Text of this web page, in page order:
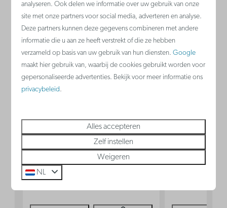
9,1
€ 598
€ 510
Studio met
stadszicht | 2p
2
Ja Nee Ja
Keuken
Dubbel bed in woonkamer
studio
2
1
2
Dubbel
analyseren. Ook delen we informatie over uw gebruik van onze
site met onze partners voor social media, adverteren en analyse.
Deze partners kunnen deze gegevens combineren met andere
informatie die u aan ze heeft verstrekt of die ze hebben
verzameld op basis van uw gebruik van hun diensten.Google
maakt hier gebruik van, waarbij de cookies gebruikt worden voor
gepersonaliseerde advertenties. Bekijk voor meer informatie ons
privacybeleid.
Alles accepteren
Zelf instellen
Weigeren
NL